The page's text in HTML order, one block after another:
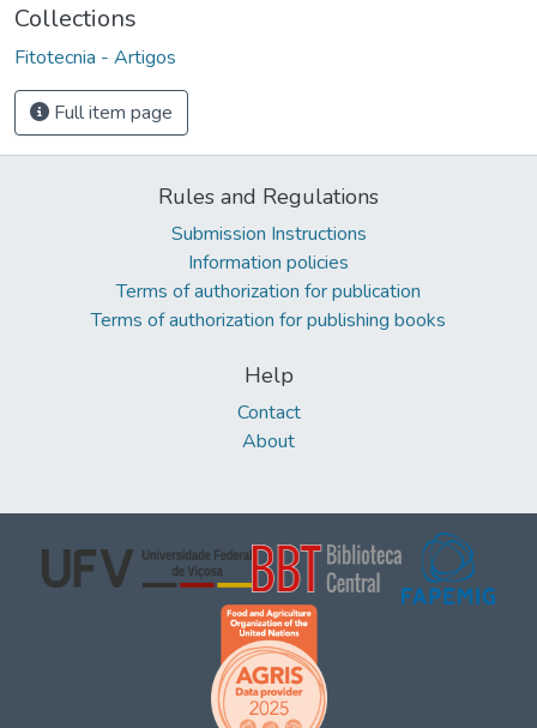
Collections
Fitotecnia - Artigos
Full item page
Rules and Regulations
Submission Instructions
Information policies
Terms of authorization for publication
Terms of authorization for publishing books
Help
Contact
About